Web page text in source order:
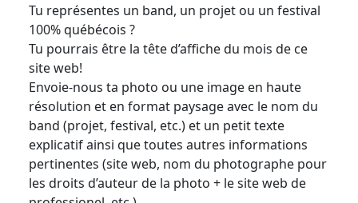
Tu représentes un band, un projet ou un festival
100% québécois ?
Tu pourrais être la tête d’affiche du mois de ce
site web!
Envoie-nous ta photo ou une image en haute
résolution et en format paysage avec le nom du
band (projet, festival, etc.) et un petit texte
explicatif ainsi que toutes autres informations
pertinentes (site web, nom du photographe pour
les droits d’auteur de la photo + le site web de